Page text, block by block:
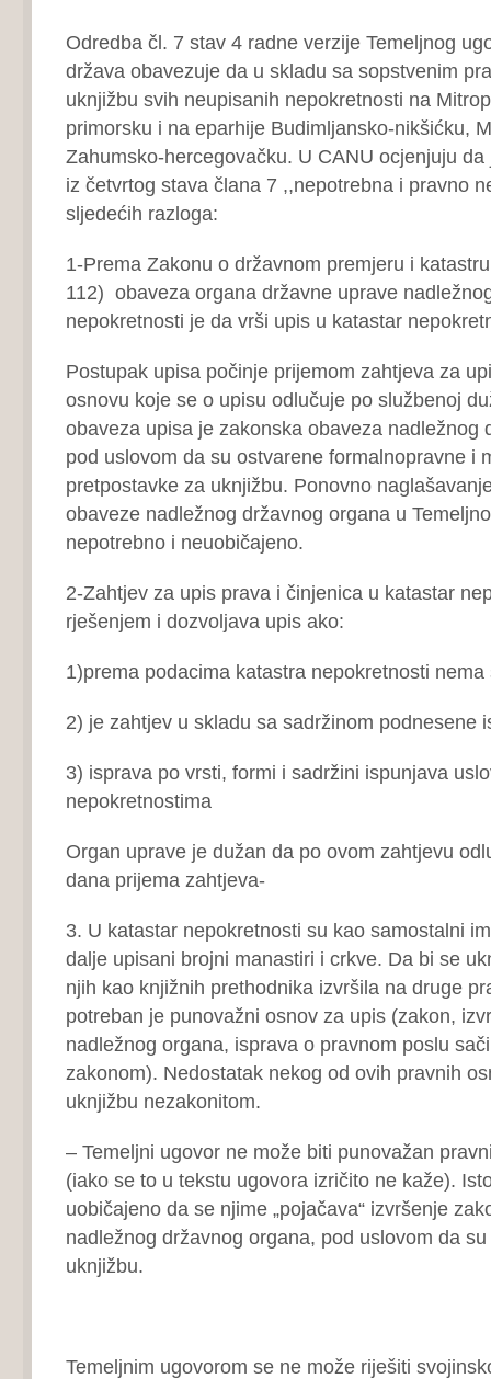
Odredba čl. 7 stav 4 radne verzije Temeljnog
država obavezuje da u skladu sa sopstvenim
uknjižbu svih neupisanih nepokretnosti na
primorsku i na eparhije Budimljansko-nikšićku,
Zahumsko-hercegovačku. U CANU ocjenjuju
iz četvrtog stava člana 7 ,,nepotrebna i pravno
sljedećih razloga:
1-Prema Zakonu o državnom premjeru i
112) obaveza organa državne uprave
nepokretnosti je da vrši upis u katastar
Postupak upisa počinje prijemom zahtjeva za
osnovu koje se o upisu odlučuje po službenoj
obaveza upisa je zakonska obaveza nadležnog
pod uslovom da su ostvarene formalnopravne i
pretpostavke za uknjižbu. Ponovno
obaveze nadležnog državnog organa u
nepotrebno i neuobičajeno.
2-Zahtjev za upis prava i činjenica u katastar
rješenjem i dozvoljava upis ako:
1)prema podacima katastra nepokretnosti
2) je zahtjev u skladu sa sadržinom podnesene
3) isprava po vrsti, formi i sadržini ispunjava
nepokretnostima
Organ uprave je dužan da po ovom zahtjevu
dana prijema zahtjeva-
3. U katastar nepokretnosti su kao samostalni
dalje upisani brojni manastiri i crkve. Da bi se
njih kao knjižnih prethodnika izvršila na druge
potreban je punovažni osnov za upis (zakon,
nadležnog organa, isprava o pravnom poslu
zakonom). Nedostatak nekog od ovih pravnih
uknjižbu nezakonitom.
– Temeljni ugovor ne može biti punovažan
(iako se to u tekstu ugovora izričito ne kaže).
uobičajeno da se njime „pojačava“ izvršenje
nadležnog državnog organa, pod uslovom da
uknjižbu.
Temeljnim ugovorom se ne može riješiti